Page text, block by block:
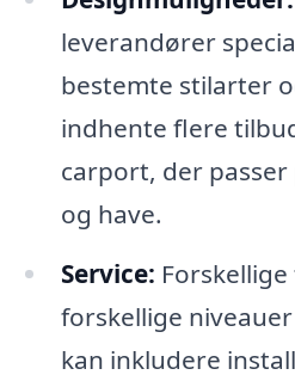
leverandører
bestemte stilarter
indhente flere
carport, der
og have.
Service:
forskellige
kan inkludere